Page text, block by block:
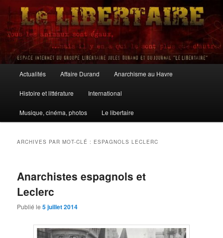
Aller
contenu
principal
Aller
contenu
secondaire
Le Libertaire
principal
Actualités Affaire Durand Anarchisme au Havre
Histoire et littérature International
Musique, cinéma, photos Le libertaire
ARCHIVES PAR MOT-CLÉ : ESPAGNOLS LECLERC
Anarchistes espagnols et
Leclerc
Publié le5 juillet 2014